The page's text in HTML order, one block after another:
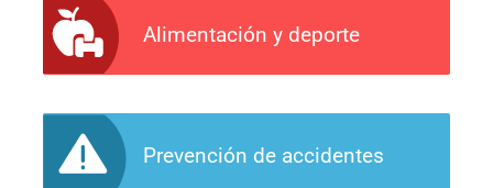
Alimentación y deporte
Prevención de accidentes